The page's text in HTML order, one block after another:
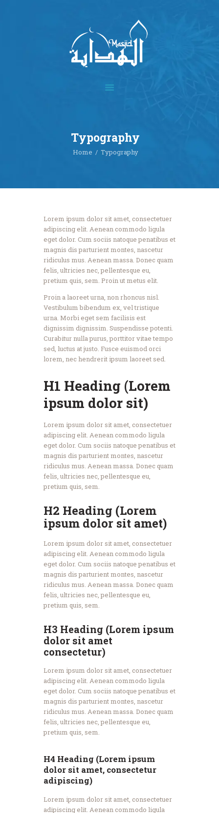
Typography
Home Typography
Donate
Lorem ipsum dolor sit amet, consectetuer
adipiscing elit. Aenean commodo ligula
eget dolor. Cum sociis natoque penatibus et
magnis dis parturient montes, nascetur
ridiculus mus. Aenean massa. Donec quam
felis, ultricies nec, pellentesque eu,
pretium quis, sem. Proin ut metus elit.
Proin a laoreet urna, non rhoncus nisl.
Vestibulum bibendum ex, vel tristique
urna. Morbi eget sem facilisis est
dignissim dignissim. Suspendisse potenti.
Curabitur nulla purus, porttitor vitae tempo
sed, luctus at justo. Fusce euismod orci
lorem, nec hendrerit ipsum laoreet sed.
H1 Heading (Lorem
ipsum dolor sit)
Lorem ipsum dolor sit amet, consectetuer
adipiscing elit. Aenean commodo ligula
eget dolor. Cum sociis natoque penatibus et
magnis dis parturient montes, nascetur
ridiculus mus. Aenean massa. Donec quam
felis, ultricies nec, pellentesque eu,
pretium quis, sem.
H2 Heading (Lorem
ipsum dolor sit amet)
Lorem ipsum dolor sit amet, consectetuer
adipiscing elit. Aenean commodo ligula
eget dolor. Cum sociis natoque penatibus et
magnis dis parturient montes, nascetur
ridiculus mus. Aenean massa. Donec quam
felis, ultricies nec, pellentesque eu,
pretium quis, sem.
H3 Heading (Lorem ipsum
dolor sit amet
consectetur)
Lorem ipsum dolor sit amet, consectetuer
adipiscing elit. Aenean commodo ligula
eget dolor. Cum sociis natoque penatibus et
magnis dis parturient montes, nascetur
ridiculus mus. Aenean massa. Donec quam
felis, ultricies nec, pellentesque eu,
pretium quis, sem.
H4 Heading (Lorem ipsum
dolor sit amet, consectetur
adipiscing)
Lorem ipsum dolor sit amet, consectetuer
adipiscing elit. Aenean commodo ligula